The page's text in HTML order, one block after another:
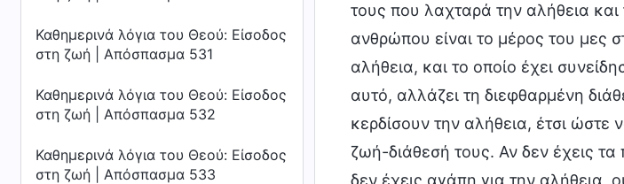
Καθημερινά λόγια του Θεού: Είσοδος
στη ζωή | Απόσπασμα 531
Καθημερινά λόγια του Θεού: Είσοδος
στη ζωή | Απόσπασμα 532
Καθημερινά λόγια του Θεού: Είσοδος
στη ζωή | Απόσπασμα 533